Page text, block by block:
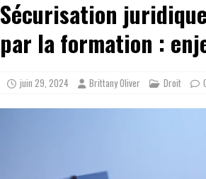
[ juillet 19, 2026 ]
Cidff 94 :
[ août 4, 2026 ]
Les différences
Sécurisation
par la formation :
juin 29, 2024 Brittany Oliver Droit